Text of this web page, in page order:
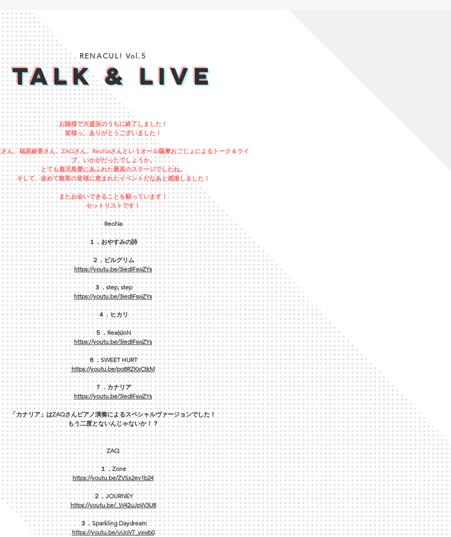
RENACUL! Vol.5
TALK & LIVE
お陰様で大盛況のうちに終了しました！
皆様っ、ありがとうございました！
ん、福原綾香さん、ZAQさん、ReoNaさんというオール薩摩おごじょによるトーク＆ライ
ブ、いかがだったでしょうか。
とても鹿児島愛にあふれた最高のステージでしたね。
そして、改めて観客の皆様に恵まれたイベントだなあと感激しました！
またお会いできることを願っています！
セットリストです！
ReoNa
１．おやすみの詩
２．ピルグリム
https://youtu.be/3iedIFswZYs
３．step, step
https://youtu.be/3iedIFswZYs
４．ヒカリ
５．Rea(s)oN
https://youtu.be/3iedIFswZYs
６．SWEET HURT
https://youtu.be/po8RZKxCtkM
７．カナリア
https://youtu.be/3iedIFswZYs
「カナリア」はZAQさんピアノ演奏によるスペシャルヴァージョンでした！
もう二度とないんじゃないか！？
ZAQ
１．Zone
https://youtu.be/ZVSx2ey1b24
２．JOURNEY
https://youtu.be/_W42uJpW3U8
３．Sparkling Daydream
https://youtu.be/uUoV7_yxwb0